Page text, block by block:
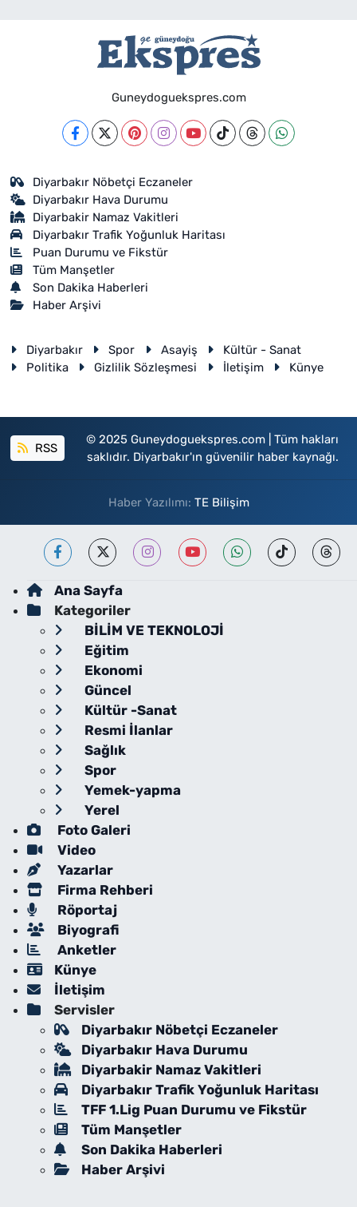
Guneydoguekspres.com
Diyarbakır Nöbetçi Eczaneler
Diyarbakır Hava Durumu
Diyarbakir Namaz Vakitleri
Diyarbakır Trafik Yoğunluk Haritası
Puan Durumu ve Fikstür
Tüm Manşetler
Son Dakika Haberleri
Haber Arşivi
Diyarbakır Spor Asayiş
Kültür - Sanat
Politika
Gizlilik Sözleşmesi İletişim Künye
RSS
© 2025 Guneydoguekspres.com | Tüm hakları
saklıdır. Diyarbakır'ın güvenilir haber kaynağı.
Haber Yazılımı: TE Bilişim
Ana Sayfa
Kategoriler
BİLİM VE TEKNOLOJİ
Eğitim
Ekonomi
Güncel
Kültür -Sanat
Resmi İlanlar
Sağlık
Spor
Yemek-yapma
Yerel
Foto Galeri
Video
Yazarlar
Firma Rehberi
Röportaj
Biyografi
Anketler
Künye
İletişim
Servisler
Diyarbakır Nöbetçi Eczaneler
Diyarbakır Hava Durumu
Diyarbakir Namaz Vakitleri
Diyarbakır Trafik Yoğunluk Haritası
TFF 1.Lig Puan Durumu ve Fikstür
Tüm Manşetler
Son Dakika Haberleri
Haber Arşivi